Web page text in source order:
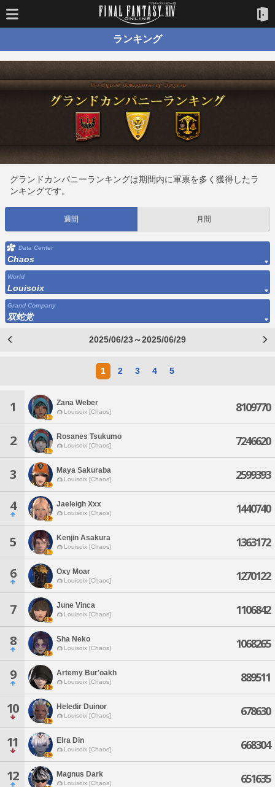
ランキング
グランドカンパニーランキングは期間内に軍票を多く獲得したラ
ンキングです。
週間 月間
Data Center
Chaos
World
Louisoix
Grand Company
双蛇党
2025/06/23～2025/06/29
1 2 3 4 5
1 Zana Weber
Louisoix [Chaos] 8109770
2 Rosanes Tsukumo
Louisoix [Chaos] 7246620
3 Maya Sakuraba
Louisoix [Chaos] 2599393
4 Jaeleigh Xxx
Louisoix [Chaos] 1440740
5 Kenjin Asakura
Louisoix [Chaos] 1363172
6 Oxy Moar
Louisoix [Chaos] 1270122
7 June Vinca
Louisoix [Chaos] 1106842
8 Sha Neko
Louisoix [Chaos] 1068265
9 Artemy Bur'oakh
Louisoix [Chaos] 889511
10 Heledir Duinor
Louisoix [Chaos] 678630
11 Elra Din
Louisoix [Chaos] 668304
12 Magnus Dark
Louisoix [Chaos] 651635